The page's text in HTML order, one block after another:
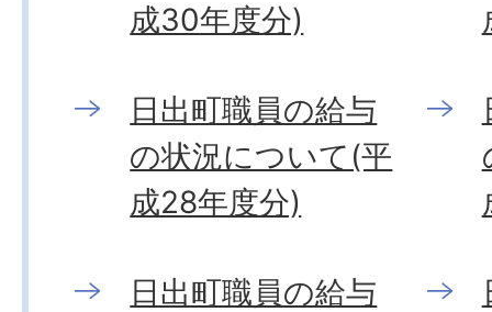
成30年度分)
日出町職員の給与
の状況について(平
成28年度分)
日出町職員の給与